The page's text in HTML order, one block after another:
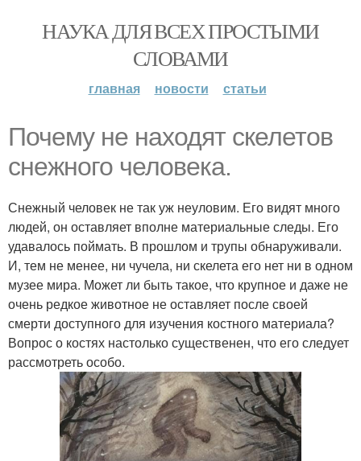
НАУКА ДЛЯ ВСЕХ ПРОСТЫМИ
СЛОВАМИ
главная новости статьи
Почему не находят скелетов
снежного человека.
Снежный человек не так уж неуловим. Его видят много
людей, он оставляет вполне материальные следы. Его
удавалось поймать. В прошлом и трупы обнаруживали.
И, тем не менее, ни чучела, ни скелета его нет ни в одном
музее мира. Может ли быть такое, что крупное и даже не
очень редкое животное не оставляет после своей
смерти доступного для изучения костного материала?
Вопрос о костях настолько существенен, что его следует
рассмотреть особо.